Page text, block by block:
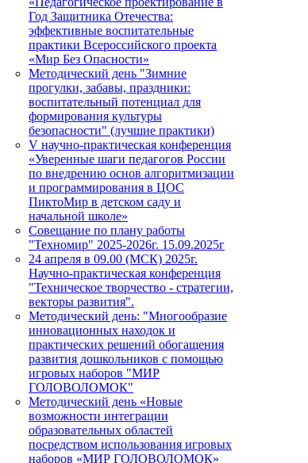
Год Защитника Отечества:
эффективные воспитательные
практики Всероссийского проекта
«Мир Без Опасности»
Методический день "Зимние
прогулки, забавы, праздники:
воспитательный потенциал для
формирования культуры
безопасности" (лучшие практики)
V научно-практическая конференция
«Уверенные шаги педагогов России
по внедрению основ алгоритмизации
и программирования в ЦОС
ПиктоМир в детском саду и
начальной школе»
Совещание по плану работы
"Техномир" 2025-2026г. 15.09.2025г
24 апреля в 09.00 (МСК) 2025г.
Научно-практическая конференция
"Техническое творчество - стратегии,
векторы развития".
Методический день: "Многообразие
инновационных находок и
практических решений обогащения
развития дошкольников с помощью
игровых наборов "МИР
ГОЛОВОЛОМОК"
Методический день «Новые
возможности интеграции
образовательных областей
посредством использования игровых
наборов «МИР ГОЛОВОЛОМОК»